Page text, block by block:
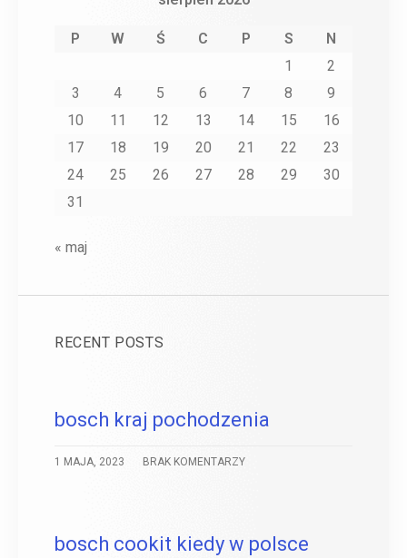
P W Ś C P S
N
1
2
3
4 5 6 7 8
9
10
11 12 13 14 15
16
17
18 19 20 21 22
23
24
25 26 27 28 29
30
31
« maj
RECENT POSTS
bosch kraj pochodzenia
1 MAJA, 2023 BRAK KOMENTARZY
bosch cookit kiedy w polsce